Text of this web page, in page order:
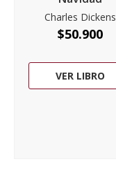
Charles Dickens
$50.900
VER LIBRO